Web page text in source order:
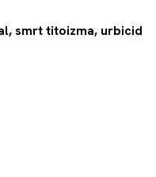
smrt titoizma, urbicid